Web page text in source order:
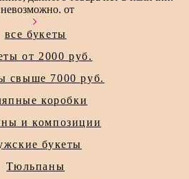
от
все букеты
от 2000 руб.
свыше 7000 руб.
коробки
и композиции
букеты
Тюльпаны